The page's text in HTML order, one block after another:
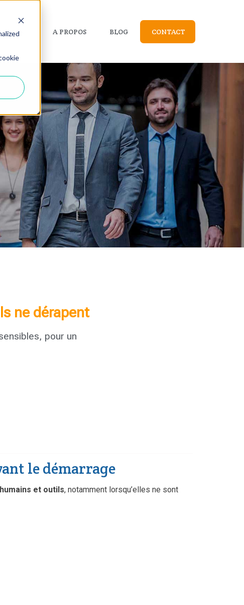
A PROPOS BLOG CONTACT
ne dérapent
pour un
le démarrage
et outils, notamment lorsqu’elles ne sont